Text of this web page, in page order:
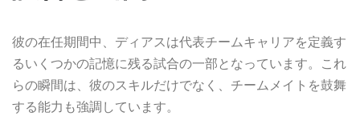
彼の在任期間中、ディアスは代表チームキャリアを定義す
るいくつかの記憶に残る試合の一部となっています。これ
らの瞬間は、彼のスキルだけでなく、チームメイトを鼓舞
する能力も強調しています。